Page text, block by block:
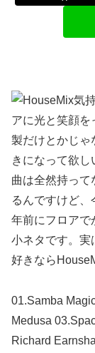
気
アに光と笑顔を
製だけとかじゃ
きになって欲
曲は全然持って
るんですけど、
年前にフロアで
小ネタです。実
好きなら
01.Samba
Medusa
Richard